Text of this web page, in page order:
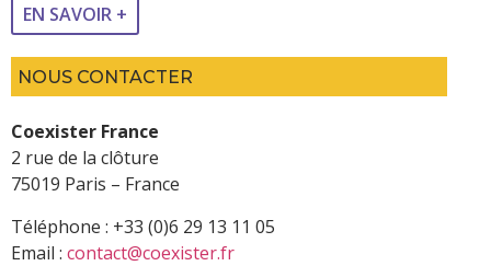
EN SAVOIR +
NOUS CONTACTER
Coexister France
2 rue de la clôture
75019 Paris – France
Téléphone : +33 (0)6 29 13 11 05
Email : contact@coexister.fr